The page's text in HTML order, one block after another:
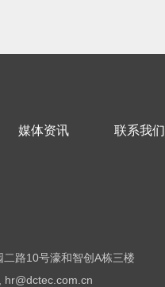
媒体资讯 联系我们
路10号濠和智创A栋三楼
hr@dctec.com.cn